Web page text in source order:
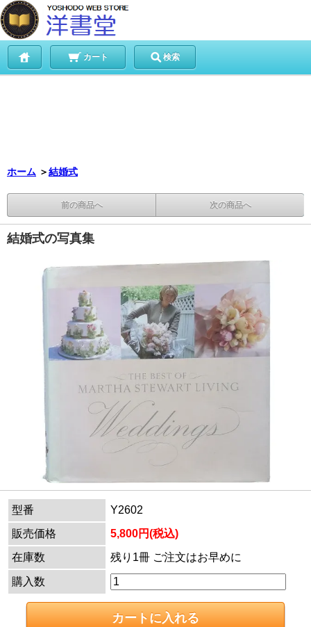
カート 検索
ホーム ＞結婚式
前の商品へ 次の商品へ
結婚式の写真集
型番
Y2602
販売価格
5,800円(税込)
在庫数
残り1冊 ご注文はお早めに
購入数